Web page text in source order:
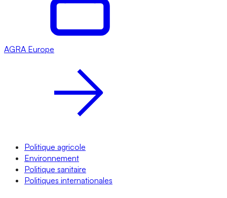
AGRA Europe
Politique agricole
Environnement
Politique sanitaire
Politiques internationales